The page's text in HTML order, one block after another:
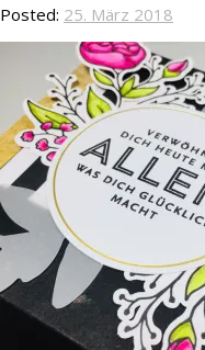
Posted: 25. März 2018